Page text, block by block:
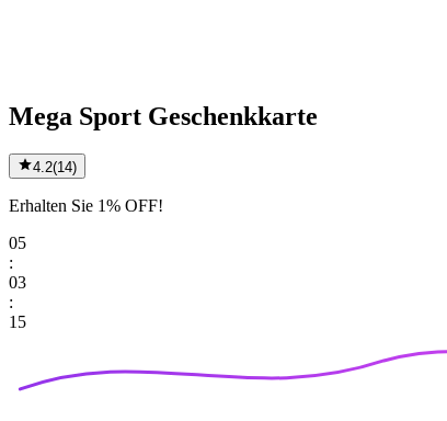
Mega Sport Geschenkkarte
4.2(14)
Erhalten Sie 1% OFF!
05
:
03
:
15